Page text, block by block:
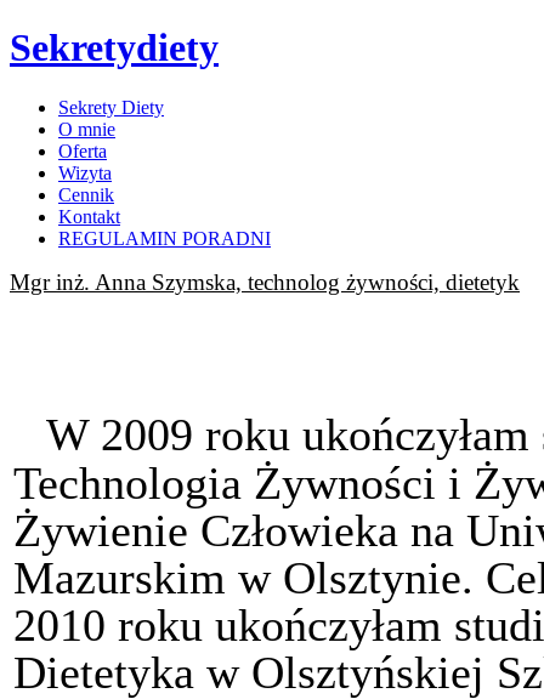
Sekretydiety
Sekrety Diety
O mnie
Oferta
Wizyta
Cennik
Kontakt
REGULAMIN PORADNI
Mgr inż. Anna Szymska, technolog żywności, dietetyk
W 2009 roku
Technologia Żywności i
Żywienie Człowieka na
Mazurskim w Olsztynie.
2010 roku ukończyłam
Dietetyka w Olsztyńskiej